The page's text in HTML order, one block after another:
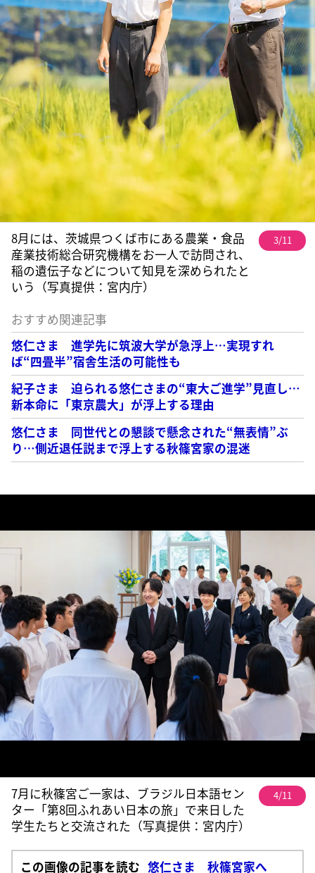
8月には、茨城県つくば市にある農業・食品
産業技術総合研究機構をお一人で訪問され、
稲の遺伝子などについて知見を深められたと
いう（写真提供：宮内庁）
3/11
おすすめ関連記事
悠仁さま 進学先に筑波大学が急浮上…実現すれ
ば“四畳半”宿舎生活の可能性も
紀子さま 迫られる悠仁さまの“東大ご進学”見直し…
新本命に「東京農大」が浮上する理由
悠仁さま 同世代との懇談で懸念された“無表情”ぶ
り…側近退任説まで浮上する秋篠宮家の混迷
7月に秋篠宮ご一家は、ブラジル日本語セン
ター「第8回ふれあい日本の旅」で来日した
学生たちと交流された（写真提供：宮内庁）
4/11
この画像の記事を読む 悠仁さま 秋篠宮家へ